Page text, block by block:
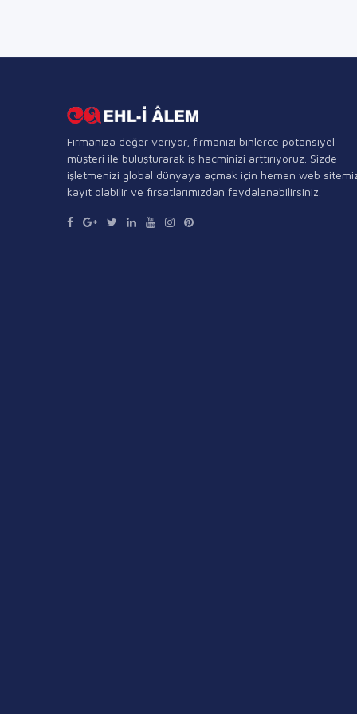
Firmanıza değer veriyor, firmanızı binlerce potansiyel
müşteri ile buluşturarak iş hacminizi arttırıyoruz. Sizde
işletmenizi global dünyaya açmak için hemen web
kayıt olabilir ve fırsatlarımızdan faydalanabilirsiniz.